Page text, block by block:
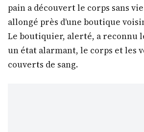
pain a découvert le corps sans
allongé près d’une boutique
Le boutiquier, alerté, a reconnu
un état alarmant, le corps et les
couverts de sang.